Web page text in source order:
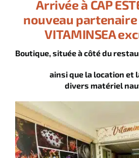
Arrivée à CAP
nouveau
VITAMINSEA
Boutique, située à côté du
ainsi que la location et
divers matériel